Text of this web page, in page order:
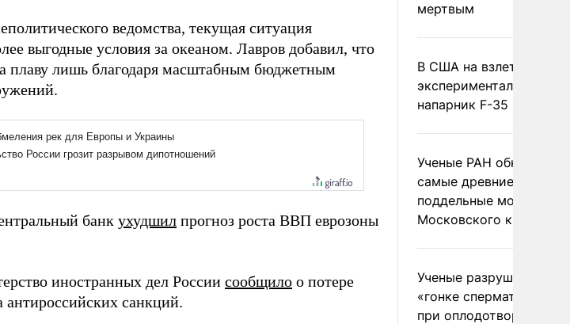
ведомства, текущая ситуация
выгодные условия за океаном. Лавров добавил, что
плаву лишь благодаря масштабным бюджетным
банк ухудшил прогноз роста ВВП еврозоны
иностранных дел России сообщило о потере
антироссийских санкций.
мертвым
В США на взлете
экспериментальный
напарник F-35
Ученые РАН
самые древние
поддельные монеты
Московского
Ученые разрушили миф
«гонке
при оплодотворении